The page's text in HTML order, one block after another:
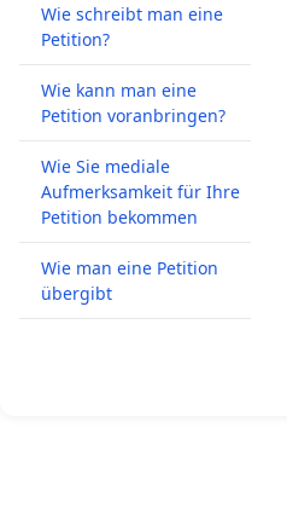
Wie schreibt man eine
Petition?
Wie kann man eine
Petition voranbringen?
Wie Sie mediale
Aufmerksamkeit für Ihre
Petition bekommen
Wie man eine Petition
übergibt